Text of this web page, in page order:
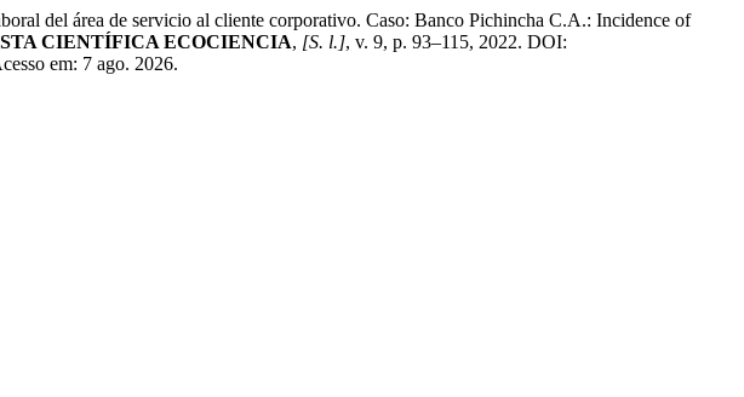
del área de servicio al cliente corporativo. Caso: Banco Pichincha C.A.: Incidence of
CIENTÍFICA ECOCIENCIA, [S. l.], v. 9, p. 93–115, 2022. DOI:
em: 7 ago. 2026.